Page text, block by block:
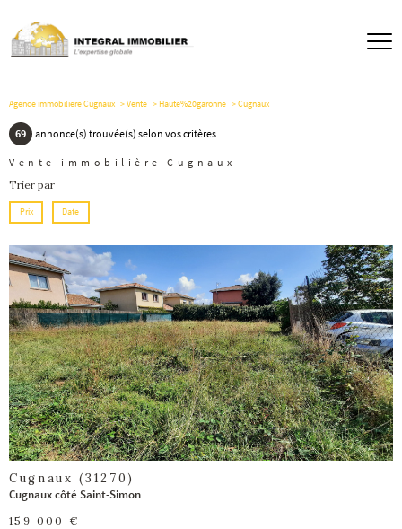
Agence immobilière Cugnaux Vente Haute%20garonne Cugnaux
69 annonce(s) trouvée(s) selon vos critères
Vente immobilière Cugnaux
Trier par
Prix Date
voir le
bien
Cugnaux (31270)
Cugnaux côté Saint-Simon
159 000 €